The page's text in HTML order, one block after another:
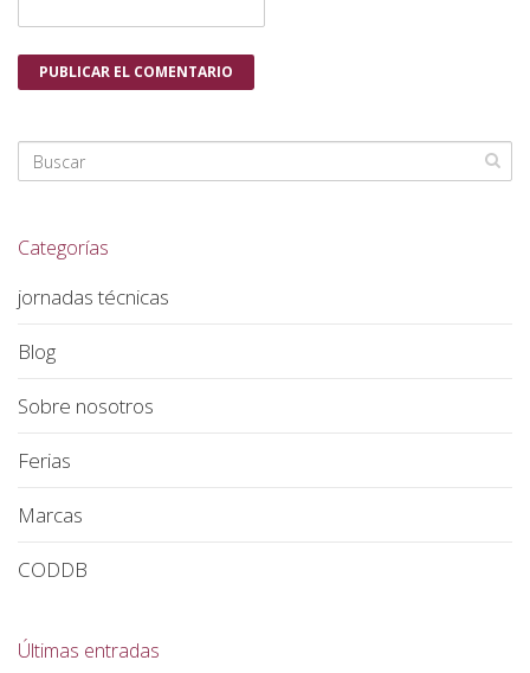
Categorías
jornadas técnicas
Blog
Sobre nosotros
Ferias
Marcas
CODDB
Últimas entradas